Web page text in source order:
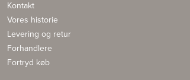
Kontakt
Vores historie
Levering og retur
Forhandlere
Fortryd køb